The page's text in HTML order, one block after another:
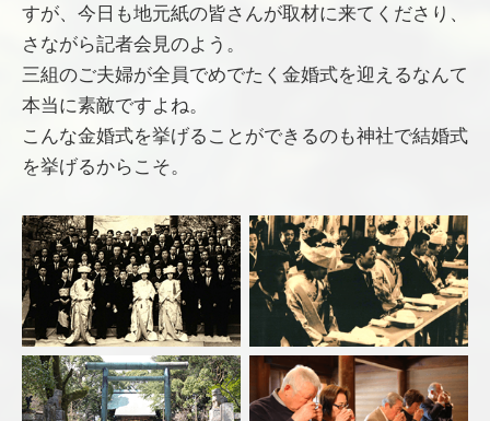
すが、今日も地元紙の皆さんが取材に来てくださり、
さながら記者会見のよう。
三組のご夫婦が全員でめでたく金婚式を迎えるなんて
本当に素敵ですよね。
こんな金婚式を挙げることができるのも神社で結婚式
を挙げるからこそ。